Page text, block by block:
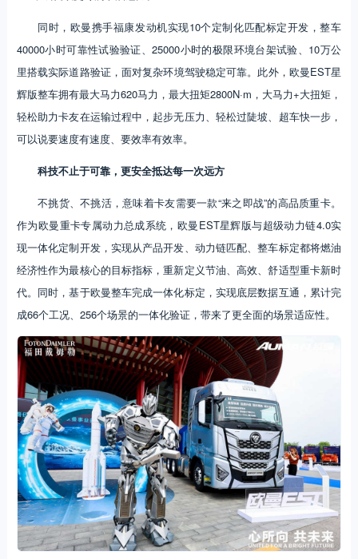
同时，欧曼携手福康发动机实现10个定制化匹配标定开发，整车
40000小时可靠性试验验证、25000小时的极限环境台架试验、10万公
里搭载实际道路验证，面对复杂环境驾驶稳定可靠。此外，欧曼EST星
辉版整车拥有最大马力620马力，最大扭矩2800N·m，大马力+大扭矩，
轻松助力卡友在运输过程中，起步无压力、轻松过陡坡、超车快一步，
可以说要速度有速度、要效率有效率。
科技不止于可靠，更安全抵达每一次远方
不挑货、不挑活，意味着卡友需要一款“来之即战”的高品质重卡。
作为欧曼重卡专属动力总成系统，欧曼EST星辉版与超级动力链4.0实
现一体化定制开发，实现从产品开发、动力链匹配、整车标定都将燃油
经济性作为最核心的目标指标，重新定义节油、高效、舒适型重卡新时
代。同时，基于欧曼整车完成一体化标定，实现底层数据互通，累计完
成66个工况、256个场景的一体化验证，带来了更全面的场景适应性。